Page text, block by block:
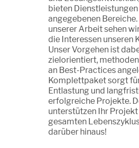
bieten
angegebenen
unserer Arbeit sehen
die Interessen unseren
Unser Vorgehen ist
zielorientiert,
an Best-Practices
Komplettpaket sorgt
Entlastung und
erfolgreiche Projekte.
unterstützen Ihr
gesamten
darüber hinaus!